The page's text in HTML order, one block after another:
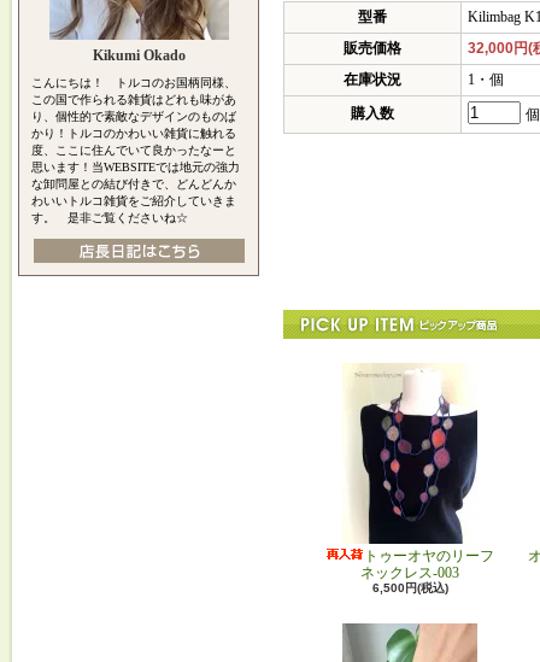
Kikumi Okado
こんにちは！ トルコのお国柄同様、
この国で作られる雑貨はどれも味があ
り、個性的で素敵なデザインのものば
かり！トルコのかわいい雑貨に触れる
度、ここに住んでいて良かったなーと
思います！当WEBSITEでは地元の強力
な卸問屋との結び付きで、どんどんか
わいいトルコ雑貨をご紹介していきま
す。 是非ご覧くださいね☆
型番
Kilimbag
販売価格
32,000円(
在庫状況
1・個
購入数
個
トゥーオヤのリーフ
ネックレス-003
6,500円(税込)